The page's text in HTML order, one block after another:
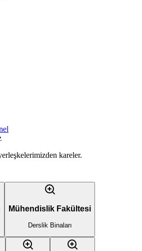
kareler.
Mühendislik Fakültesi
Derslik Binaları